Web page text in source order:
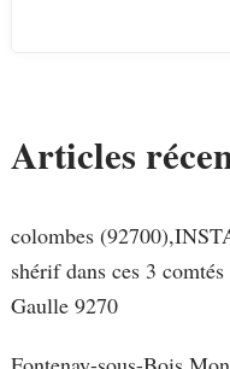
Articles
colombes
shérif dans ces 3 comtés
Gaulle 9270